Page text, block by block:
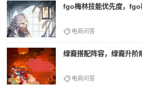
fgo梅林技能优先度，fgo
电商问答
绿裔搭配阵容，绿裔升阶
电商问答